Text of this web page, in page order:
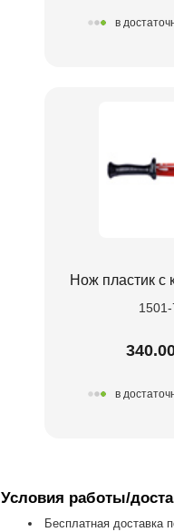
в
Нож пластик с
в
Условия работы/
Бесплатная доставка